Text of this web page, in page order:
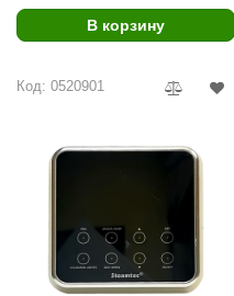
В корзину
Код: 0520901